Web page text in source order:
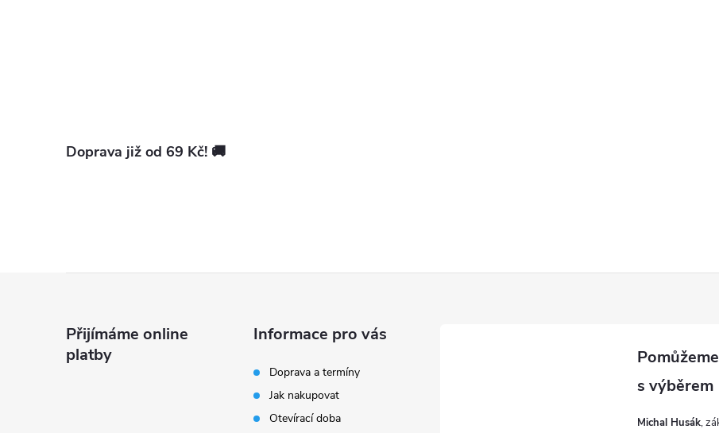
Doprava již od 69 Kč! 🚚
Přijímáme online
platby
Informace pro vás
Doprava a termíny
Jak nakupovat
Otevírací doba
Michal Husák